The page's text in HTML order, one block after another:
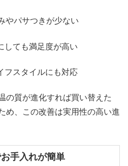
やパサつきが少ない
しても満足度が高い
フスタイルにも対応
の質が進化すれば買い替えた
め、この改善は実用性の高い進
手入れが簡単